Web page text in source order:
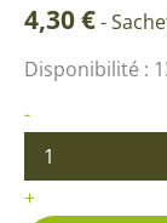
4,30€-
Disponibilité :
-
quantité
Oignon
jaune
Sturon
BIO
+